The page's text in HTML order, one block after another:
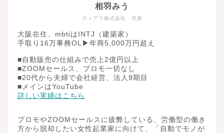
ティアラ株式会社 代表
相羽みう
大阪在住、mbtiはINTJ（建築家）
手取り16万事務OL▶︎年商5,000万円超え
■自動販売の仕組みで売上2億円以上
■ZOOMセールス、プロモ一切なし
■20代から夫婦で会社経営、法人9期目
■メインはYouTube
詳しい実績はこちら
プロモやZOOMセールスに疲弊している、労働型の働き
方から脱却したい女性起業家に向けて、「自動でモノが